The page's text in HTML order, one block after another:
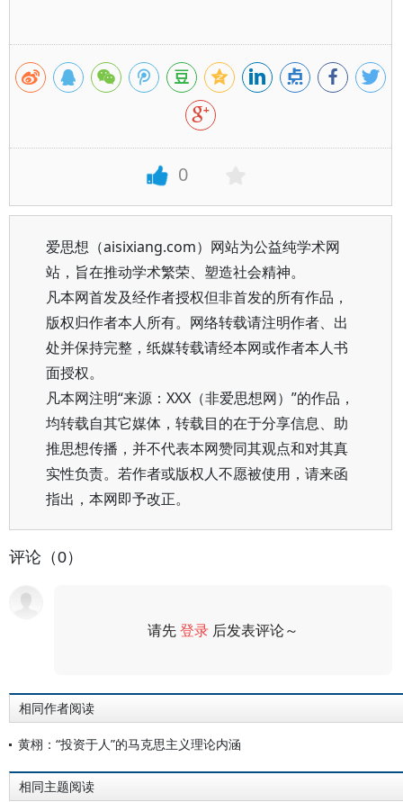
0
爱思想（aisixiang.com）网站为公益纯学术网
站，旨在推动学术繁荣、塑造社会精神。
凡本网首发及经作者授权但非首发的所有作品，
版权归作者本人所有。网络转载请注明作者、出
处并保持完整，纸媒转载请经本网或作者本人书
面授权。
凡本网注明“来源：XXX（非爱思想网）”的作品，
均转载自其它媒体，转载目的在于分享信息、助
推思想传播，并不代表本网赞同其观点和对其真
实性负责。若作者或版权人不愿被使用，请来函
指出，本网即予改正。
评论（0）
请先登录 后发表评论～
相同作者阅读
黄栩：“投资于人”的马克思主义理论内涵
相同主题阅读